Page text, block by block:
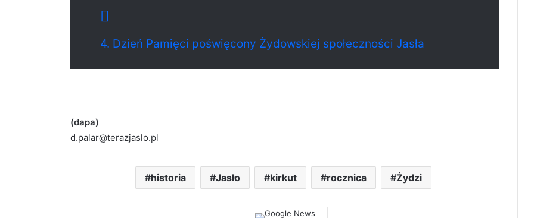
4. Dzień Pamięci poświęcony Żydowskiej społeczności Jasła
(dapa)
d.palar@terazjaslo.pl
historia Jasło kirkut rocznica Żydzi